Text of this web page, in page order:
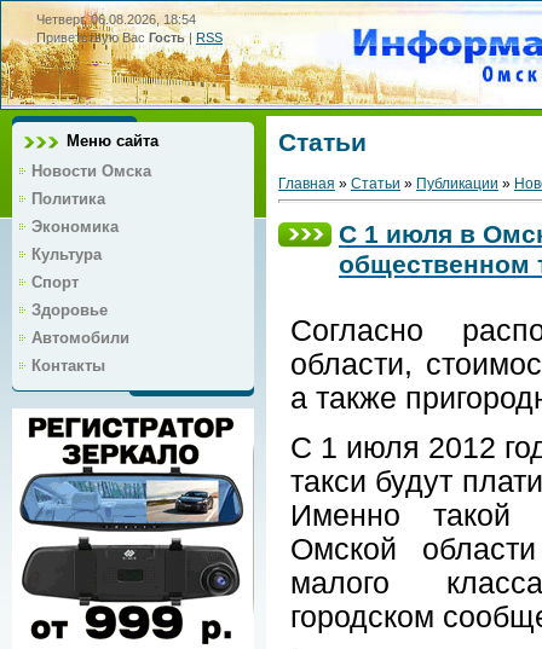
Четверг, 06.08.2026, 18:54
Приветствую Вас Гость|RSS
Меню сайта
Новости Омска
Политика
Экономика
Культура
Спорт
Здоровье
Автомобили
Контакты
Статьи
Главная » Статьи » Публикации »
С 1 июля в
общественном
Согласно
области,
а также
С 1 июля 2012
такси будут
Именно такой
Омской
малого
городском